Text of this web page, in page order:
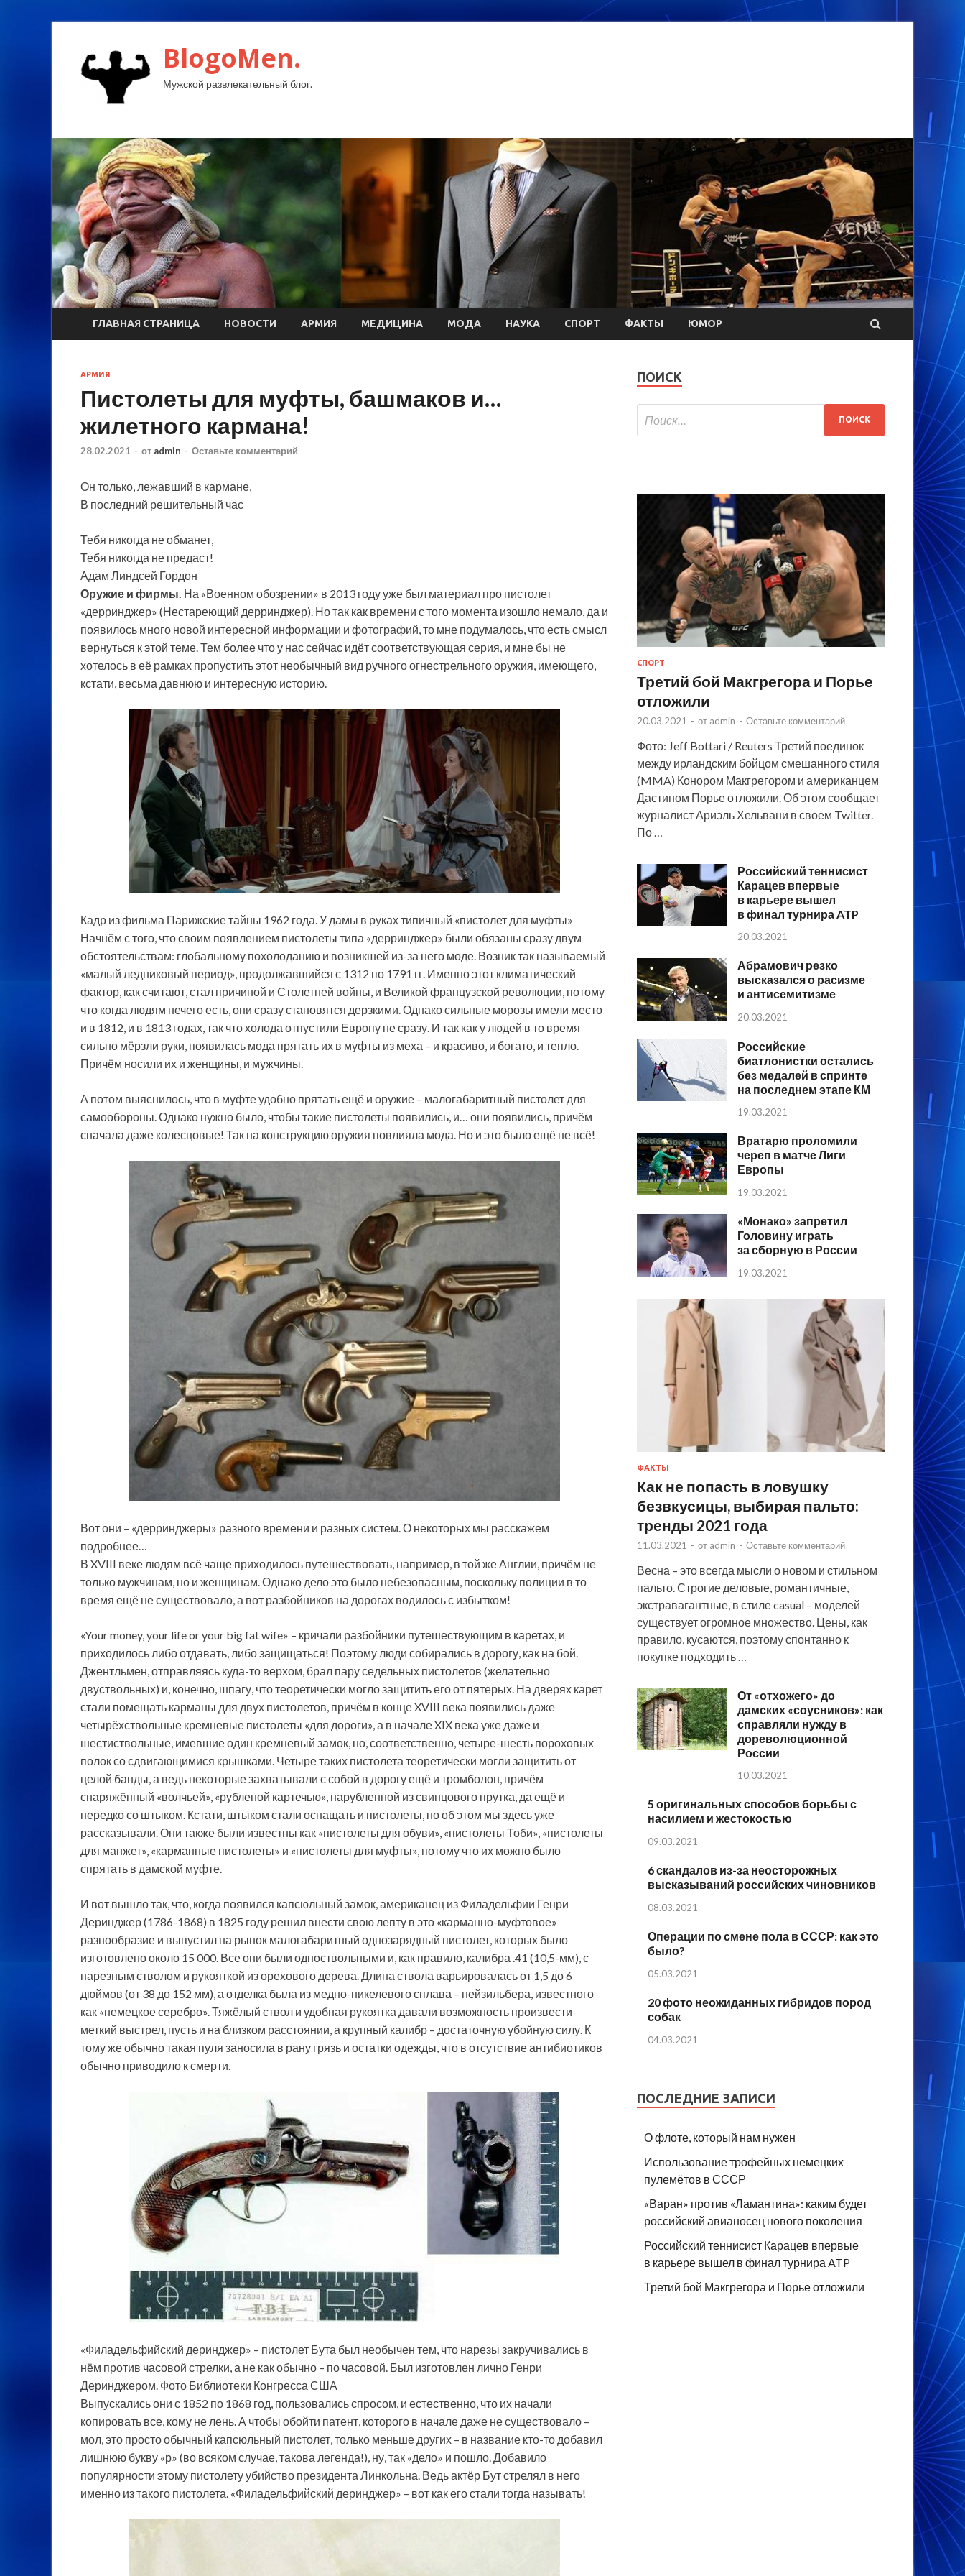
BlogoMen.
Мужской развлекательный блог.
ГЛАВНАЯ СТРАНИЦА НОВОСТИ АРМИЯ МЕДИЦИНА МОДА НАУКА СПОРТ ФАКТЫ ЮМОР
АРМИЯ
Пистолеты для муфты, башмаков и…
жилетного кармана!
28.02.2021 - от admin - Оставьте комментарий
Он только, лежавший в кармане,
В последний решительный час
Тебя никогда не обманет,
Тебя никогда не предаст!
Адам Линдсей Гордон
Оружие и фирмы. На «Военном обозрении» в 2013 году уже был материал про пистолет
«дерринджер» (Нестареющий дерринджер). Но так как времени с того момента изошло немало, да и
появилось много новой интересной информации и фотографий, то мне подумалось, что есть смысл
вернуться к этой теме. Тем более что у нас сейчас идёт соответствующая серия, и мне бы не
хотелось в её рамках пропустить этот необычный вид ручного огнестрельного оружия, имеющего,
кстати, весьма давнюю и интересную историю.
Кадр из фильма Парижские тайны 1962 года. У дамы в руках типичный «пистолет для муфты»
Начнём с того, что своим появлением пистолеты типа «дерринджер» были обязаны сразу двум
обстоятельствам: глобальному похолоданию и возникшей из-за него моде. Возник так называемый
«малый ледниковый период», продолжавшийся с 1312 по 1791 гг. Именно этот климатический
фактор, как считают, стал причиной и Столетней войны, и Великой французской революции, потому
что когда людям нечего есть, они сразу становятся дерзкими. Однако сильные морозы имели место
и в 1812, и в 1813 годах, так что холода отпустили Европу не сразу. И так как у людей в то время
сильно мёрзли руки, появилась мода прятать их в муфты из меха – и красиво, и богато, и тепло.
Причём носили их и женщины, и мужчины.
А потом выяснилось, что в муфте удобно прятать ещё и оружие – малогабаритный пистолет для
самообороны. Однако нужно было, чтобы такие пистолеты появились, и… они появились, причём
сначала даже колесцовые! Так на конструкцию оружия повлияла мода. Но и это было ещё не всё!
Вот они – «дерринджеры» разного времени и разных систем. О некоторых мы расскажем
подробнее…
В XVIII веке людям всё чаще приходилось путешествовать, например, в той же Англии, причём не
только мужчинам, но и женщинам. Однако дело это было небезопасным, поскольку полиции в то
время ещё не существовало, а вот разбойников на дорогах водилось с избытком!
«Your money, your life or your big fat wife» – кричали разбойники путешествующим в каретах, и
приходилось либо отдавать, либо защищаться! Поэтому люди собирались в дорогу, как на бой.
Джентльмен, отправляясь куда-то верхом, брал пару седельных пистолетов (желательно
двуствольных) и, конечно, шпагу, что теоретически могло защитить его от пятерых. На дверях карет
стали помещать карманы для двух пистолетов, причём в конце XVIII века появились даже
четырёхствольные кремневые пистолеты «для дороги», а в начале XIX века уже даже и
шестиствольные, имевшие один кремневый замок, но, соответственно, четыре-шесть пороховых
полок со сдвигающимися крышками. Четыре таких пистолета теоретически могли защитить от
целой банды, а ведь некоторые захватывали с собой в дорогу ещё и тромболон, причём
снаряжённый «волчьей», «рубленой картечью», нарубленной из свинцового прутка, да ещё и
нередко со штыком. Кстати, штыком стали оснащать и пистолеты, но об этом мы здесь уже
рассказывали. Они также были известны как «пистолеты для обуви», «пистолеты Тоби», «пистолеты
для манжет», «карманные пистолеты» и «пистолеты для муфты», потому что их можно было
спрятать в дамской муфте.
И вот вышло так, что, когда появился капсюльный замок, американец из Филадельфии Генри
Деринджер (1786-1868) в 1825 году решил внести свою лепту в это «карманно-муфтовое»
разнообразие и выпустил на рынок малогабаритный однозарядный пистолет, которых было
изготовлено около 15 000. Все они были одноствольными и, как правило, калибра .41 (10,5-мм), с
нарезным стволом и рукояткой из орехового дерева. Длина ствола варьировалась от 1,5 до 6
дюймов (от 38 до 152 мм), а отделка была из медно-никелевого сплава – нейзильбера, известного
как «немецкое серебро». Тяжёлый ствол и удобная рукоятка давали возможность произвести
меткий выстрел, пусть и на близком расстоянии, а крупный калибр – достаточную убойную силу. К
тому же обычно такая пуля заносила в рану грязь и остатки одежды, что в отсутствие антибиотиков
обычно приводило к смерти.
«Филадельфийский деринджер» – пистолет Бута был необычен тем, что нарезы закручивались в
нём против часовой стрелки, а не как обычно – по часовой. Был изготовлен лично Генри
Деринджером. Фото Библиотеки Конгресса США
Выпускались они с 1852 по 1868 год, пользовались спросом, и естественно, что их начали
копировать все, кому не лень. А чтобы обойти патент, которого в начале даже не существовало –
мол, это просто обычный капсюльный пистолет, только меньше других – в название кто-то добавил
лишнюю букву «р» (во всяком случае, такова легенда!), ну, так «дело» и пошло. Добавило
популярности этому пистолету убийство президента Линкольна. Ведь актёр Бут стрелял в него
именно из такого пистолета. «Филадельфийский деринджер» – вот как его стали тогда называть!
ПОИСК
СПОРТ
Третий бой Макгрегора и Порье
отложили
20.03.2021 - от admin - Оставьте комментарий
Фото: Jeff Bottari / Reuters Третий поединок
между ирландским бойцом смешанного стиля
(MMA) Конором Макгрегором и американцем
Дастином Порье отложили. Об этом сообщает
журналист Ариэль Хельвани в своем Twitter.
По …
Российский теннисист
Карацев впервые
в карьере вышел
в финал турнира ATP
20.03.2021
Абрамович резко
высказался о расизме
и антисемитизме
20.03.2021
Российские
биатлонистки остались
без медалей в спринте
на последнем этапе КМ
19.03.2021
Вратарю проломили
череп в матче Лиги
Европы
19.03.2021
«Монако» запретил
Головину играть
за сборную в России
19.03.2021
ФАКТЫ
Как не попасть в ловушку
безвкусицы, выбирая пальто:
тренды 2021 года
11.03.2021 - от admin - Оставьте комментарий
Весна – это всегда мысли о новом и стильном
пальто. Строгие деловые, романтичные,
экстравагантные, в стиле casual – моделей
существует огромное множество. Цены, как
правило, кусаются, поэтому спонтанно к
покупке подходить …
От «отхожего» до
дамских «соусников»: как
справляли нужду в
дореволюционной
России
10.03.2021
5 оригинальных способов борьбы с
насилием и жестокостью
09.03.2021
6 скандалов из-за неосторожных
высказываний российских чиновников
08.03.2021
Операции по смене пола в СССР: как это
было?
05.03.2021
20 фото неожиданных гибридов пород
собак
04.03.2021
ПОСЛЕДНИЕ ЗАПИСИ
О флоте, который нам нужен
Использование трофейных немецких
пулемётов в СССР
«Варан» против «Ламантина»: каким будет
российский авианосец нового поколения
Российский теннисист Карацев впервые
в карьере вышел в финал турнира ATP
Третий бой Макгрегора и Порье отложили